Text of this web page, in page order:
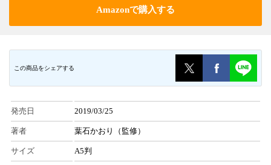
Amazonで購入する
この商品をシェアする
発売日 2019/03/25
著者 葉石かおり（監修）
サイズ A5判